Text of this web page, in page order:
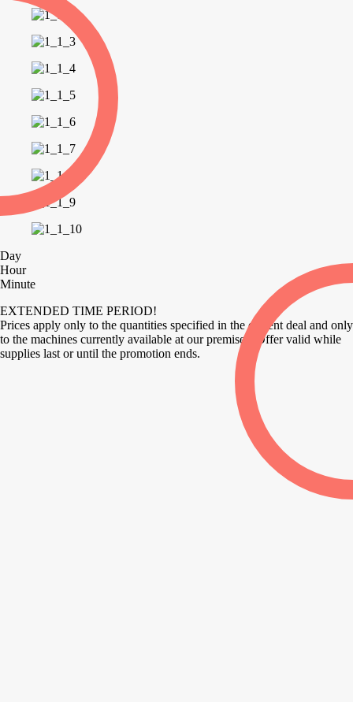
Day
Hour
Minute
EXTENDED TIME PERIOD!
Prices apply only to the quantities specified in the current deal and only
to the machines currently available at our premises. Offer valid while
supplies last or until the promotion ends.